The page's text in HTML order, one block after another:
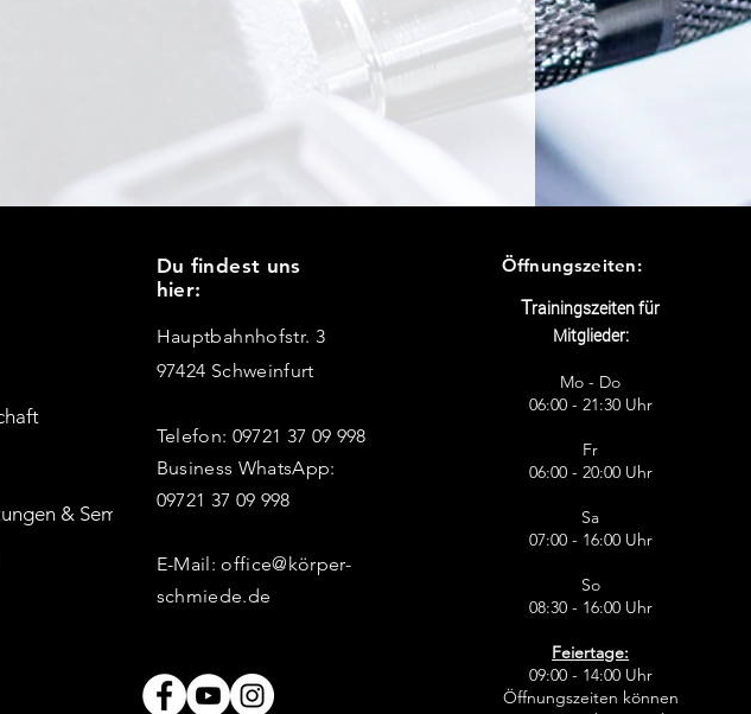
& Seminare
Du findest uns
hier:
Hauptbahnhofstr. 3
97424 Schweinfurt
Telefon: 09721 37 09 998
Business WhatsApp:
09721 37 09 998
E-Mail: office@körper-
schmiede.de
Öffnungszeiten:
Trainingszeiten für
Mitglieder:
Mo - Do
06:00 - 21:30 Uhr
Fr
06:00 - 20:00 Uhr
Sa
07:00 - 16:00 Uhr
So
08:30 - 16:00 Uhr
Feiertage:
09:00 - 14:00 Uhr
Öffnungszeiten können